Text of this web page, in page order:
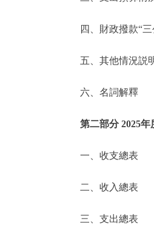
便民服務
仲介服務
政民互動
12345
參與調查
走進北京
四、財政撥款“三
五、其他情況説
六、名詞解釋
第二部分 2025
一、收支總表
二、收入總表
三、支出總表